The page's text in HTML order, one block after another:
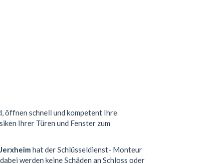
öffnen schnell und kompetent Ihre
Ihrer Türen und Fenster zum
Jerxheim hat der Schlüsseldienst- Monteur
werden keine Schäden an Schloss oder